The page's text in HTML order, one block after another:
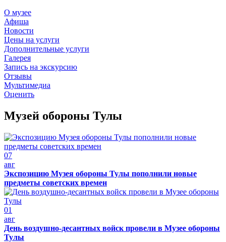
О музее
Афиша
Новости
Цены на услуги
Дополнительные услуги
Галерея
Запись на экскурсию
Отзывы
Мультимедиа
Оценить
Музей обороны Тулы
07
авг
Экспозицию Музея обороны Тулы пополнили новые
предметы советских времен
01
авг
День воздушно-десантных войск провели в Музее обороны
Тулы